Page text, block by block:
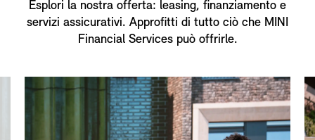
Esplori la nostra offerta: leasing, finanziamento e
servizi assicurativi. Approfitti di tutto ciò che MINI
Financial Services può offrirle.